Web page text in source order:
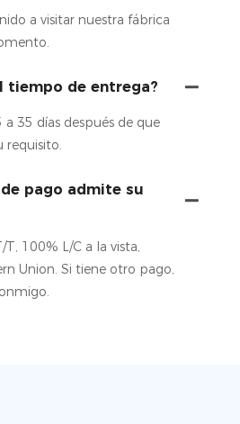
a visitar nuestra fábrica
tiempo de entrega?
a 35 días después de que
requisito.
pago admite su
T, 100% L/C a la vista,
Union. Si tiene otro pago,